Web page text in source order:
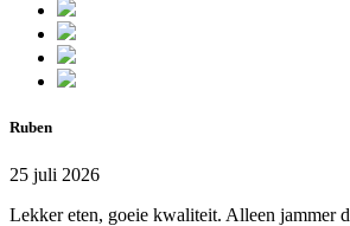
Ruben
25 juli 2026
Lekker eten, goeie kwaliteit. Alleen jammer